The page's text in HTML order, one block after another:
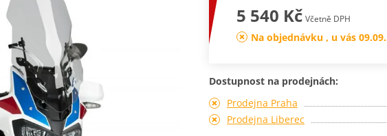
5 540 Kč Včetně DPH
Na objednávku , u vás 09.09.
Dostupnost na prodejnách:
Prodejna Praha
Prodejna Liberec